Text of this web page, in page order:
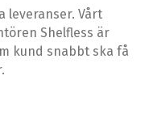
leveranser. Vårt
Shelfless är
kund snabbt ska få